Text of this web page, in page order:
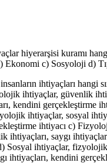
hiyerarşisi kuramı
Ekonomi c) Sosyoloji d)
ihtiyaçları hangi
ihtiyaçlar, güvenlik
kendini gerçekleştirme
ihtiyaçlar, sosyal
ihtiyacı c)
ihtiyaçları, saygı
Sosyal ihtiyaçlar,
ihtiyaçları, kendini